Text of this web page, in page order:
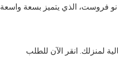
فريزر شارب 7 ادراج 300 لتر انفرتر الرقمي نو فروست، الذي يتميز بسعة واسعة
انفرتر ديجيتال إضافة مثالية لمنزلك. انقر الآن للطلب